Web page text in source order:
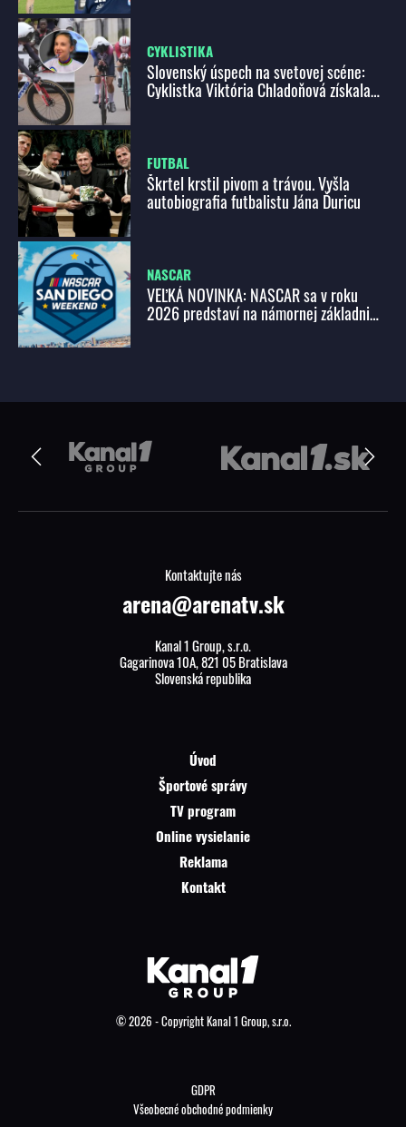
CYKLISTIKA
Slovenský úspech na svetovej scéne:
Cyklistka Viktória Chladoňová získala
FUTBAL
Škrtel krstil pivom a trávou. Vyšla
autobiografia futbalistu Jána Ďuricu
NASCAR
VEĽKÁ NOVINKA: NASCAR sa v roku
2026 predstaví na námornej základni
Kontaktujte nás
arena@arenatv.sk
Kanal 1 Group, s.r.o.
Gagarinova 10A, 821 05 Bratislava
Slovenská republika
Úvod
Športové správy
TV program
Online vysielanie
Reklama
Kontakt
© 2026 - Copyright Kanal 1 Group, s.r.o.
GDPR
Všeobecné obchodné podmienky